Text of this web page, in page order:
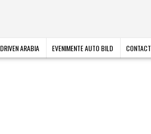
DRIVEN ARABIA EVENIMENTE AUTO BILD CONTACT